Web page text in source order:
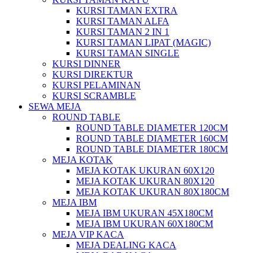
KURSI TAMAN EXTRA
KURSI TAMAN ALFA
KURSI TAMAN 2 IN 1
KURSI TAMAN LIPAT (MAGIC)
KURSI TAMAN SINGLE
KURSI DINNER
KURSI DIREKTUR
KURSI PELAMINAN
KURSI SCRAMBLE
SEWA MEJA
ROUND TABLE
ROUND TABLE DIAMETER 120CM
ROUND TABLE DIAMETER 160CM
ROUND TABLE DIAMETER 180CM
MEJA KOTAK
MEJA KOTAK UKURAN 60X120
MEJA KOTAK UKURAN 80X120
MEJA KOTAK UKURAN 80X180CM
MEJA IBM
MEJA IBM UKURAN 45X180CM
MEJA IBM UKURAN 60X180CM
MEJA VIP KACA
MEJA DEALING KACA